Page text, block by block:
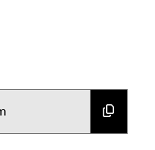
formulaire contient
le défi visuel en